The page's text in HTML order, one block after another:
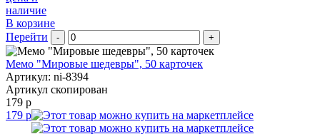
наличие
В корзине
Перейти
- +
Мемо "Мировые шедевры", 50 карточек
Артикул: ni-8394
Артикул скопирован
179 р
179 р